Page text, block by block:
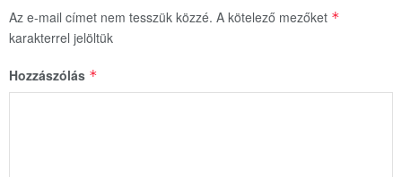
Az e-mail címet nem tesszük közzé. A kötelező mezőket *
karakterrel jelöltük
Hozzászólás *